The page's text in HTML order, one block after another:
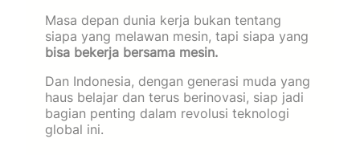
Masa depan dunia kerja bukan tentang
siapa yang melawan mesin, tapi siapa yang
bisa bekerja bersama mesin.
Dan Indonesia, dengan generasi muda yang
haus belajar dan terus berinovasi, siap jadi
bagian penting dalam revolusi teknologi
global ini.